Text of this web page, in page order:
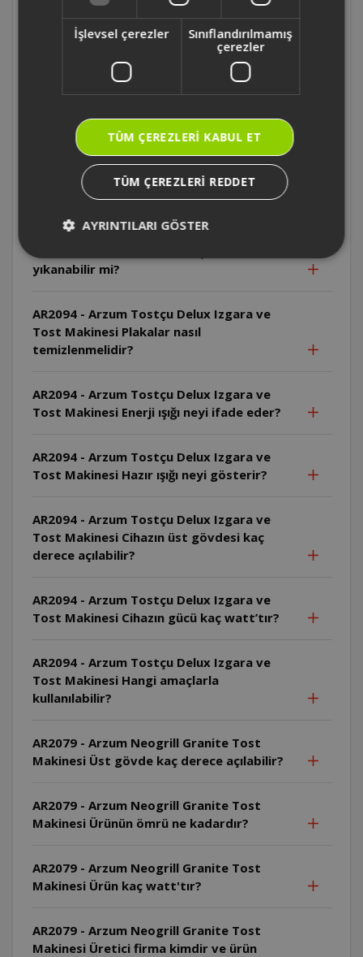
AR2094 - Arzum Tostçu Delux Izgara ve
Tost Makinesi İlk kullanımda neden duman
çıkabilir?
yüzeylerden uzak tutulmalıdır?
AR2094 - Arzum Tostçu Delux Izgara ve
Tost Makinesi Cihaz suya daldırılabilir mi?
AR2094 - Arzum Tostçu Delux Izgara ve
yıkanabilir mi?
AR2094 - Arzum Tostçu Delux Izgara ve
Tost Makinesi Plakalar nasıl
temizlenmelidir?
AR2094 - Arzum Tostçu Delux Izgara ve
Tost Makinesi Enerji ışığı neyi ifade eder?
AR2094 - Arzum Tostçu Delux Izgara ve
Tost Makinesi Hazır ışığı neyi gösterir?
AR2094 - Arzum Tostçu Delux Izgara ve
Tost Makinesi Cihazın üst gövdesi kaç
derece açılabilir?
AR2094 - Arzum Tostçu Delux Izgara ve
Tost Makinesi Cihazın gücü kaç watt’tır?
AR2094 - Arzum Tostçu Delux Izgara ve
Tost Makinesi Hangi amaçlarla
kullanılabilir?
AR2079 - Arzum Neogrill Granite Tost
Makinesi Üst gövde kaç derece açılabilir?
AR2079 - Arzum Neogrill Granite Tost
Makinesi Ürünün ömrü ne kadardır?
AR2079 - Arzum Neogrill Granite Tost
Makinesi Ürün kaç watt'tır?
AR2079 - Arzum Neogrill Granite Tost
Makinesi Üretici firma kimdir ve ürün
İşlevsel çerezler
Sınıflandırılmamış
çerezler
TÜM ÇEREZLERI KABUL ET
TÜM ÇEREZLERI REDDET
AYRINTILARI GÖSTER